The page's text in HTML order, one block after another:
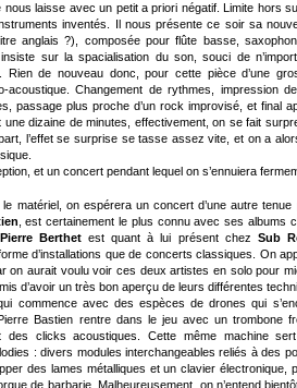
nous laisse avec un petit a priori négatif. Limite hors
inventés. Il nous présente ce soir sa
anglais ?), composée pour flûte basse,
sur la spacialisation du son, souci de
Rien de nouveau donc, pour cette pièce d’une
acoustique. Changement de rythmes, impression
passage plus proche d’un rock improvisé, et final
dizaine de minutes, effectivement, on se fait
l’effet se surprise se tasse assez vite, et on a
et un concert pendant lequel on s’ennuiera
matériel, on espérera un concert d’une autre
, est certainement le plus connu avec ses albums
Pierre Berthet est quant à lui présent chez Sub
d’installations que de concerts classiques. On
on aurait voulu voir ces deux artistes en solo pour
d’avoir un très bon aperçu de leurs différentes
commence avec des espèces de drones qui
Bastien rentre dans le jeu avec un trombone
des clicks acoustiques. Cette même machine
: divers modules interchangeables reliés à des
des lames métalliques et un clavier électronique,
de barbarie. Malheureusement, on n’entend